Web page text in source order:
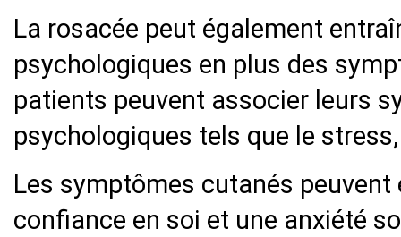
La rosacée peut également
psychologiques en plus des
patients peuvent associer leurs
psychologiques tels que le
Les symptômes cutanés
confiance en soi et une anxiété